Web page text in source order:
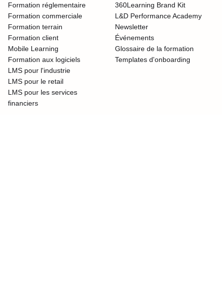
Formation réglementaire
Formation commerciale
Formation terrain
Formation client
Mobile Learning
Formation aux logiciels
LMS pour l'industrie
LMS pour le retail
LMS pour les services
financiers
360Learning Brand Kit
L&D Performance Academy
Newsletter
Événements
Glossaire de la formation
Templates d'onboarding